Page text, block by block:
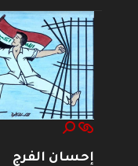
إحسان الفرج